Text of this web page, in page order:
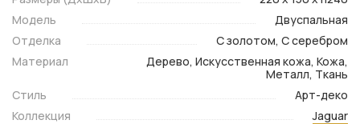
Модель
Двуспальная
Отделка
С золотом, С серебром
Материал
Дерево, Искусственная кожа, Кожа,
Металл, Ткань
Стиль
Арт-деко
Коллекция
Jaguar